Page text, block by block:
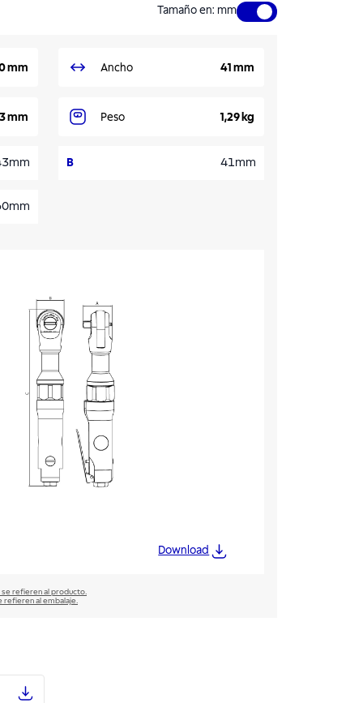
Tamaño en: mm
mm Ancho 41 mm
mm Peso 1,29 kg
B 41mm
Download
refieren al producto.
refieren al embalaje.